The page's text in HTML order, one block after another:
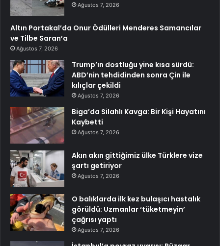
Ağustos 7, 2026
Altın Portakal’da Onur Ödülleri Menderes Samancılar
ve Tilbe Saran’a
Ağustos 7, 2026
Trump’ın dostluğu yine kısa sürdü:
ABD’nin tehdidinden sonra Çin ile
kılıçlar çekildi
Ağustos 7, 2026
Biga’da Silahlı Kavga: Bir Kişi Hayatını
Kaybetti
Ağustos 7, 2026
Akın akın gittiğimiz ülke Türklere vize
şartı getiriyor
Ağustos 7, 2026
O balıklarda ilk kez bulaşıcı hastalık
görüldü: Uzmanlar ‘tüketmeyin’
çağrısı yaptı
Ağustos 7, 2026